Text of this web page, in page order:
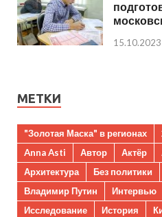
15.10.2023
МЕТКИ
"Золотая Маска" в регионах
Anna Asti
Автор Актёр
Архитектура
Без политики
Владимир Путин
Интервью
Исследование
История